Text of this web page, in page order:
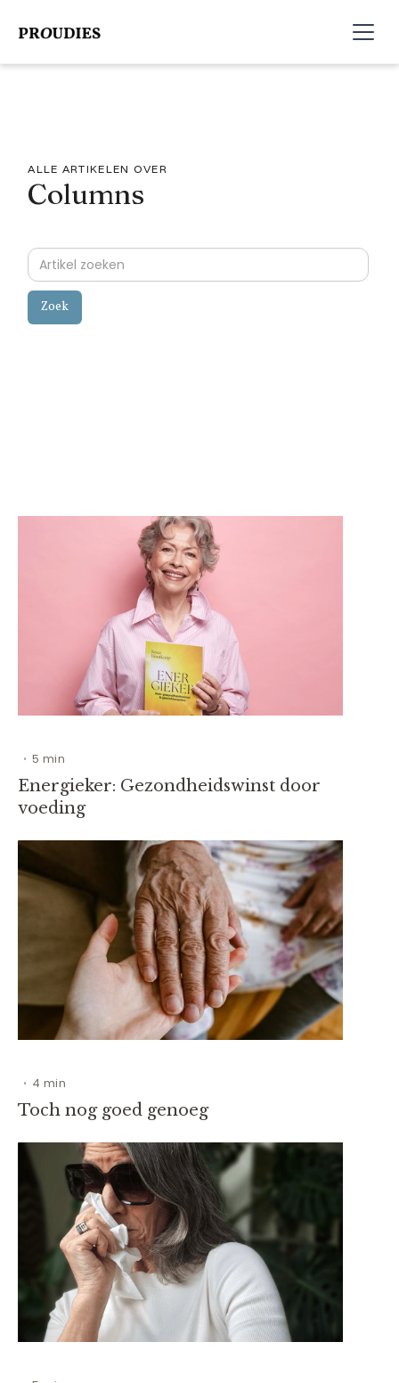
ALLE ARTIKELEN OVER
Columns
• 5 min
Energieker: Gezondheidswinst door
voeding
• 4 min
Toch nog goed genoeg